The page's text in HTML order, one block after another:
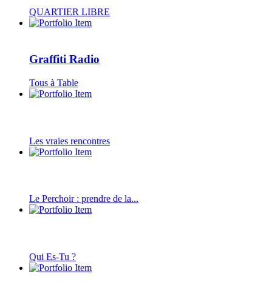
QUARTIER LIBRE
Graffiti Radio
Tous à Table
Les vraies rencontres
Le Perchoir : prendre de la...
Qui Es-Tu ?